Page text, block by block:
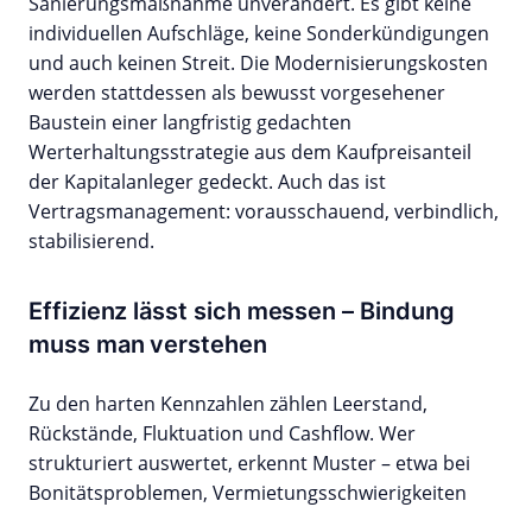
individuellen Aufschläge, keine Sonderkündigungen
und auch keinen Streit. Die Modernisierungskosten
werden stattdessen als bewusst vorgesehener
Baustein einer langfristig gedachten
Werterhaltungsstrategie aus dem Kaufpreisanteil
der Kapitalanleger gedeckt. Auch das ist
Vertragsmanagement: vorausschauend, verbindlich,
stabilisierend.
Effizienz lässt sich messen – Bindung
muss man verstehen
Zu den harten Kennzahlen zählen Leerstand,
Rückstände, Fluktuation und Cashflow. Wer
strukturiert auswertet, erkennt Muster – etwa bei
Bonitätsproblemen, Vermietungsschwierigkeiten